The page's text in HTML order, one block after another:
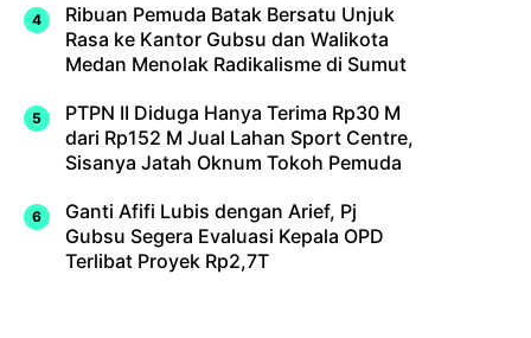
Ribuan Pemuda Batak Bersatu Unjuk
Rasa ke Kantor Gubsu dan Walikota
Medan Menolak Radikalisme di Sumut
PTPN II Diduga Hanya Terima Rp30 M
dari Rp152 M Jual Lahan Sport Centre,
Sisanya Jatah Oknum Tokoh Pemuda
Ganti Afifi Lubis dengan Arief, Pj
Gubsu Segera Evaluasi Kepala OPD
Terlibat Proyek Rp2,7T